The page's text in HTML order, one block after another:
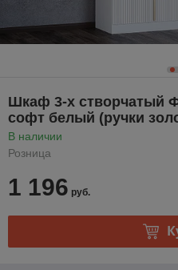
Шкаф 3-х створчатый
софт белый (ручки
В наличии
Розница
1 196 руб.